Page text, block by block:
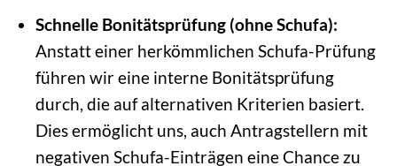
Schnelle Bonitätsprüfung (ohne Schufa):
Anstatt einer herkömmlichen Schufa-Prüfung
führen wir eine interne Bonitätsprüfung
durch, die auf alternativen Kriterien basiert.
Dies ermöglicht uns, auch Antragstellern mit
negativen Schufa-Einträgen eine Chance zu